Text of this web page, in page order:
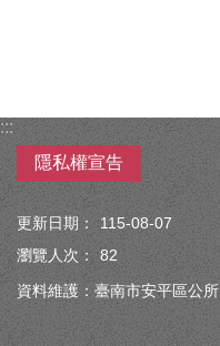
:::
隱私權宣告
更新日期：
115-08-07
瀏覽人次：
82
資料維護：臺南市安平區公所